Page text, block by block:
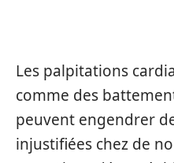
Les palpitations
comme des
peuvent engendrer
injustifiées chez de